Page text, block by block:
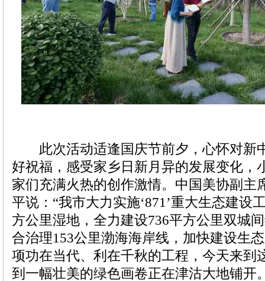
此次活动适逢国庆节前夕，心怀对新
好祝福，感受家乡日新月异的发展变化，
家们充满火热的创作激情。中国美协副主
平说：“我市大力实施‘871’重大生态建设
方公里湿地，全力建设736平方公里双城
合治理153公里渤海海岸线，加快建设生
项功在当代、利在千秋的工程，今天来到
到一幅壮美的绿色画卷正在津沽大地铺开